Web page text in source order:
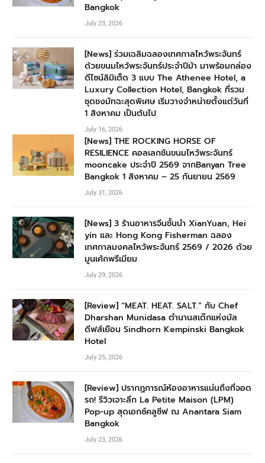
Bangkok
July 23, 2026
[News] ร่วมเฉลิมฉลองเทศกาลไหว้พระจันทร์
ด้วยขนมไหว้พระจันทร์ประจำปีม้า มาพร้อมกล่อง
ดีไซน์ลิมิเต็ด 3 แบบ The Athenee Hotel, a
Luxury Collection Hotel, Bangkok ที่รวม
ชุดชงมัทฉะสุดพิเศษ เริ่มวางจำหน่ายตั้งแต่วันที่
1 สิงหาคม เป็นต้นไป
July 16, 2026
[News] THE ROCKING HORSE OF
RESILIENCE คอลเลกชันขนมไหว้พระจันทร์
mooncake ประจำปี 2569 จากBanyan Tree
Bangkok 1 สิงหาคม – 25 กันยายน 2569
July 31, 2026
[News] 3 ร้านอาหารจีนชั้นนำ XianYuan, Hei
yin และ Hong Kong Fisherman ฉลอง
เทศกาลมงคลไหว้พระจันทร์ 2569 / 2026 ด้วย
มูนเค้กพรีเมียม
July 29, 2026
[Review] “MEAT. HEAT. SALT.” กับ Chef
Dharshan Munidasa ตำนานสเต๊กแห่งมัล
ดีฟส์เยือน Sindhorn Kempinski Bangkok
Hotel
July 25, 2026
[Review] ปรากฏการณ์ห้องอาหารแน่นถึงที่จอด
รถ! รีวิวเจาะลึก La Petite Maison (LPM)
Pop-up สุดเอกซ์คลูซีฟ ณ Anantara Siam
Bangkok
July 23, 2026